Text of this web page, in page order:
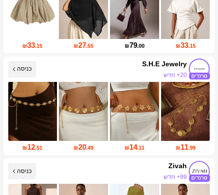
₪33.15
₪79.00
₪27.55
₪33.15
S.H.E Jewelry
26K עוקבים
כניסה
₪11.99
₪14.11
₪20.49
₪12.51
Zivah
759K עוקבים
כניסה